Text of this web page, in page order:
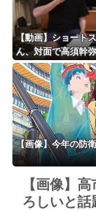
【動画】ショート
ん、対面で高須幹
ｗｗｗｗ
【画像】今年の防
【画像】
ろしいと話